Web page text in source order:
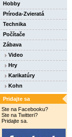
Hobby
Príroda-Zvieratá
Technika
Počítače
Zábava
Video
Hry
Karikatúry
Kohn
Pridajte sa
Ste na Facebooku?
Ste na Twitteri?
Pridajte sa.